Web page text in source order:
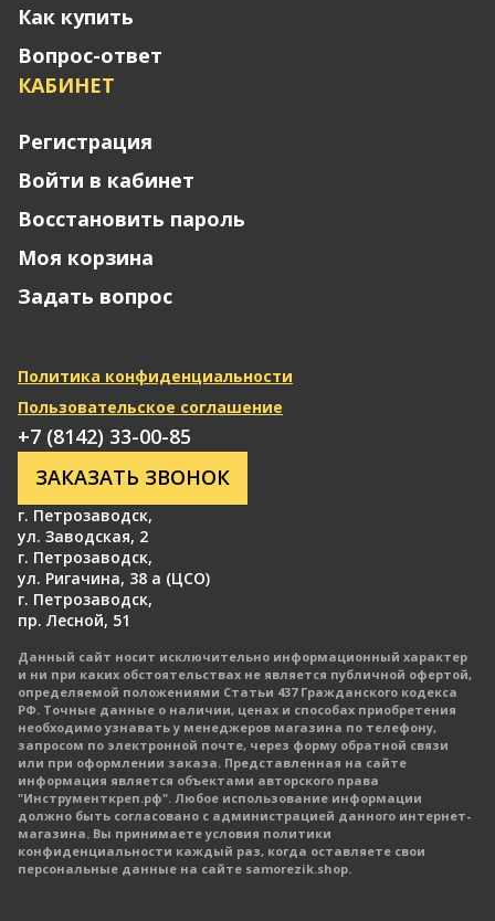
Как купить
Вопрос-ответ
КАБИНЕТ
Регистрация
Войти в кабинет
Восстановить пароль
Моя корзина
Задать вопрос
Политика конфиденциальности
Пользовательское соглашение
г. Петрозаводск,
ул. Заводская, 2
г. Петрозаводск,
ул. Ригачина, 38 а (ЦСО)
г. Петрозаводск,
пр. Лесной, 51
+7 (8142) 33-00-85
ЗАКАЗАТЬ ЗВОНОК
Данный сайт носит исключительно информационный характер
и ни при каких обстоятельствах не является публичной офертой,
определяемой положениями Статьи 437 Гражданского кодекса
РФ. Точные данные о наличии, ценах и способах приобретения
необходимо узнавать у менеджеров магазина по телефону,
запросом по электронной почте, через форму обратной связи
или при оформлении заказа. Представленная на сайте
информация является объектами авторского права
"Инструменткреп.рф". Любое использование информации
должно быть согласовано с администрацией данного интернет-
магазина. Вы принимаете условия политики
конфиденциальности каждый раз, когда оставляете свои
персональные данные на сайте samorezik.shop.